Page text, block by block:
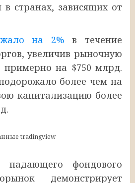
в странах, зависящих от
на 2% в течение
увеличив рыночную
примерно на $750 млрд.
более чем на
капитализацию более
tradingview
фондового
демонстрирует